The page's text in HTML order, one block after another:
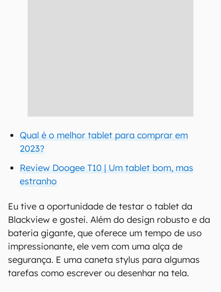
Qual é o melhor tablet para comprar em
2023?
Review Doogee T10 | Um tablet bom, mas
estranho
Eu tive a oportunidade de testar o tablet da
Blackview e gostei. Além do design robusto e da
bateria gigante, que oferece um tempo de uso
impressionante, ele vem com uma alça de
segurança. E uma caneta stylus para algumas
tarefas como escrever ou desenhar na tela.